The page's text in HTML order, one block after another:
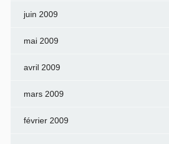
juin 2009
mai 2009
avril 2009
mars 2009
février 2009